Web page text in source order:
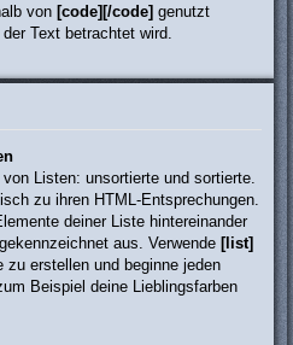
von [code][/code] genutzt
Text betrachtet wird.
Listen: unsortierte und sortierte.
zu ihren HTML-Entsprechungen.
deiner Liste hintereinander
aus. Verwende [list]
zu erstellen und beginne jeden
Beispiel deine Lieblingsfarben